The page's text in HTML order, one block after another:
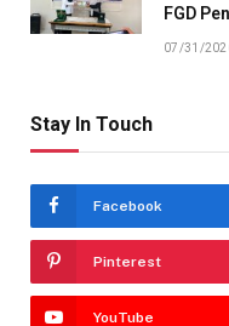
FGD
07/31/
Stay In Touch
Facebook
Pinterest
YouTube